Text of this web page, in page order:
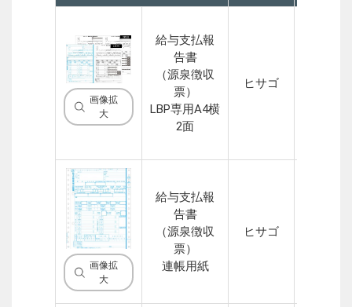
画像拡
大
給与支払報
告書
（源泉徴収
票）
LBP専用A4横
2面
ヒサゴ
画像拡
大
給与支払報
告書
（源泉徴収
票）
連帳用紙
ヒサゴ